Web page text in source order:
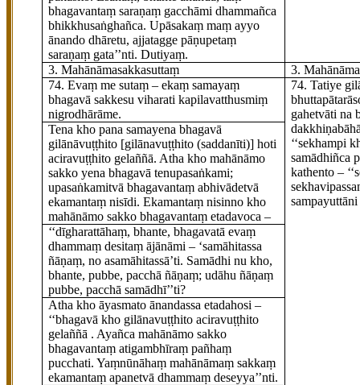
bhagavantaṃ saraṇaṃ gacchāmi dhammañca
bhikkhusaṅghañca. Upāsakaṃ maṃ ayyo
ānando dhāretu, ajjatagge pāṇupetaṃ
saraṇaṃ gata’’nti. Dutiyaṃ.
3. Mahānāmasakkasuttaṃ
3.
74. Evaṃ me sutaṃ – ekaṃ samayaṃ
bhagavā sakkesu viharati kapilavatthusmiṃ
nigrodhārāme.
74. Tatiye
gahetvāti na
‘‘sekhampi
samādhiñca
kathento –
Tena kho pana samayena bhagavā
gilānāvuṭṭhito [gilānavuṭṭhito (saddanīti)]hoti
aciravuṭṭhito gelaññā. Atha kho mahānāmo
sakko yena bhagavā tenupasaṅkami;
upasaṅkamitvā bhagavantaṃ abhivādetvā
ekamantaṃ nisīdi. Ekamantaṃ nisinno kho
mahānāmo sakko bhagavantaṃ etadavoca –
‘‘dīgharattāhaṃ, bhante, bhagavatā evaṃ
dhammaṃ desitaṃ ājānāmi – ‘samāhitassa
ñāṇaṃ, no asamāhitassā’ti. Samādhi nu kho,
bhante, pubbe, pacchā ñāṇaṃ; udāhu ñāṇaṃ
pubbe, pacchā samādhī’’ti?
Atha kho āyasmato ānandassa etadahosi –
‘‘bhagavā kho gilānavuṭṭhito aciravuṭṭhito
gelaññā . Ayañca mahānāmo sakko
bhagavantaṃ atigambhīraṃ pañhaṃ
pucchati. Yaṃnūnāhaṃ mahānāmaṃ sakkaṃ
ekamantaṃ apanetvā dhammaṃ deseyya’’nti.